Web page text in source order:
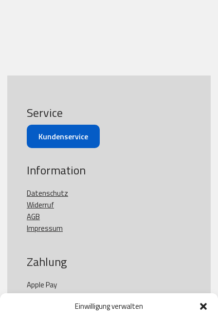
Einwilligung verwalten
Service
Kundenservice
Information
Datenschutz
Widerruf
AGB
Impressum
Zahlung
Apple Pay
Paypal